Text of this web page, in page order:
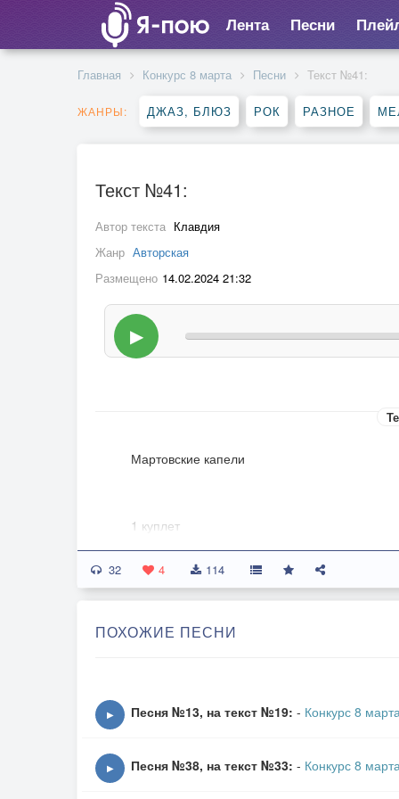
Лента Песни
Главная Конкурс 8 марта Песни Текст №41:
ЖАНРЫ: ДЖАЗ, БЛЮЗ РОК РАЗНОЕ
Текст №41:
Автор текста Клавдия
Жанр Авторская
Размещено 14.02.2024 21:32
▶
Мартовские капели
1 куплет
Март, весны начало,
Рушит льда граниты,
А зима отчалит –
По утрам морозец
Топает прохожий.
Капельки хрустальные
32 4 114
ПОХОЖИЕ ПЕСНИ
▶ Песня №13, на текст №19: - Конкурс 8
▶ Песня №38, на текст №33: - Конкурс 8